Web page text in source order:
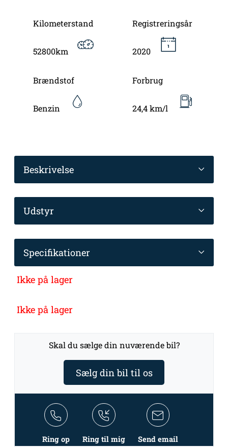
Kilometerstand
52800km
Registreringsår
2020
Brændstof
Benzin
Forbrug
24,4 km/l
Beskrivelse
Udstyr
Specifikationer
Ikke på lager
Ikke på lager
Skal du sælge din nuværende bil?
Sælg din bil til os
Ring op Ring til mig Send email